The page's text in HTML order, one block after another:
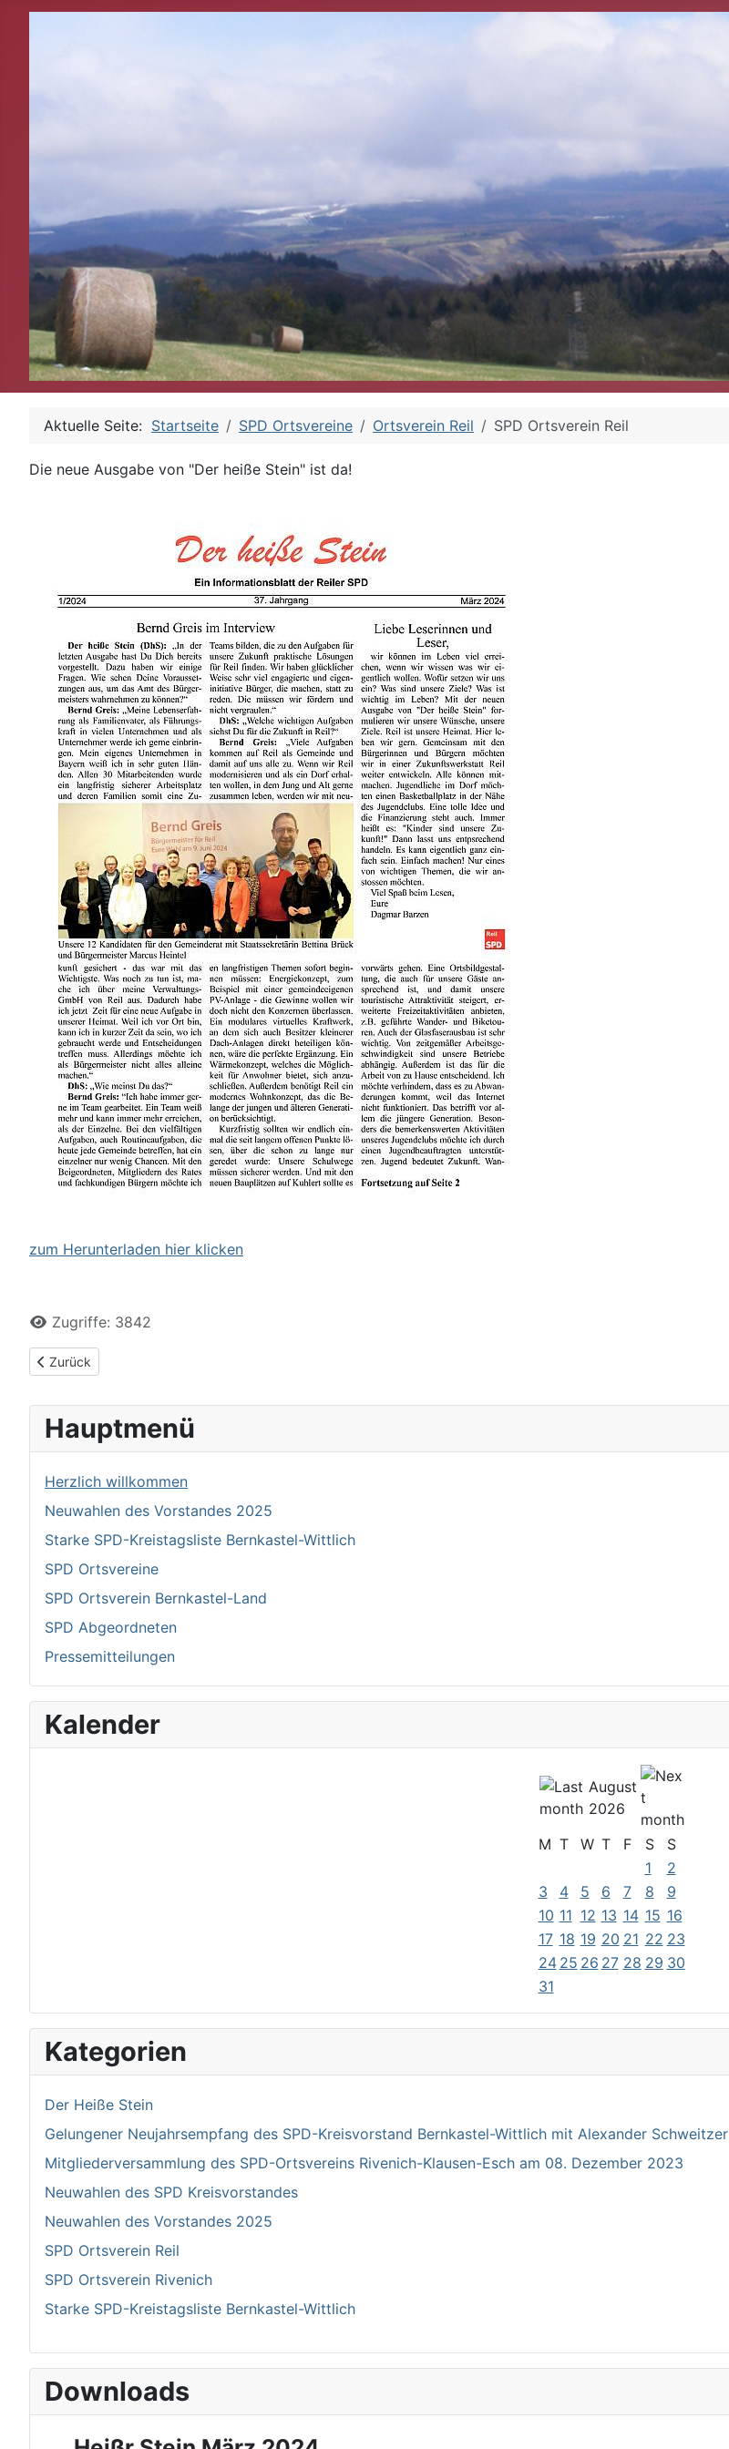
Aktuelle Seite: Startseite SPD Ortsvereine Ortsverein Reil SPD Ortsverein Reil
Die neue Ausgabe von "Der heiße Stein" ist da!
zum Herunterladen hier klicken
DetailsZugriffe: 3842
Vorheriger Beitrag: Der Heiße Stein
Zurück
Hauptmenü
Herzlich willkommen
Neuwahlen des Vorstandes 2025
Starke SPD-Kreistagsliste Bernkastel-Wittlich
SPD Ortsvereine
SPD Ortsverein Bernkastel-Land
SPD Abgeordneten
Pressemitteilungen
Kalender
August
2026
M T W T F S
S
1
2
3
4 5 6 7 8
9
10 11 12 13 14 15 16
17 18 19 20 21 22 23
24 25 26 27 28 29 30
31
Kategorien
Der Heiße Stein
Gelungener Neujahrsempfang des SPD-Kreisvorstand Bernkastel-Wittlich mit Alexander Schweitzer
Mitgliederversammlung des SPD-Ortsvereins Rivenich-Klausen-Esch am 08. Dezember 2023
Neuwahlen des SPD Kreisvorstandes
Neuwahlen des Vorstandes 2025
SPD Ortsverein Reil
SPD Ortsverein Rivenich
Starke SPD-Kreistagsliste Bernkastel-Wittlich
Downloads